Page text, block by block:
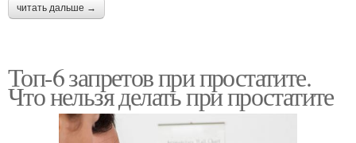
читать дальше →
Топ-6 запретов при простатите.
Что нельзя делать при простатите